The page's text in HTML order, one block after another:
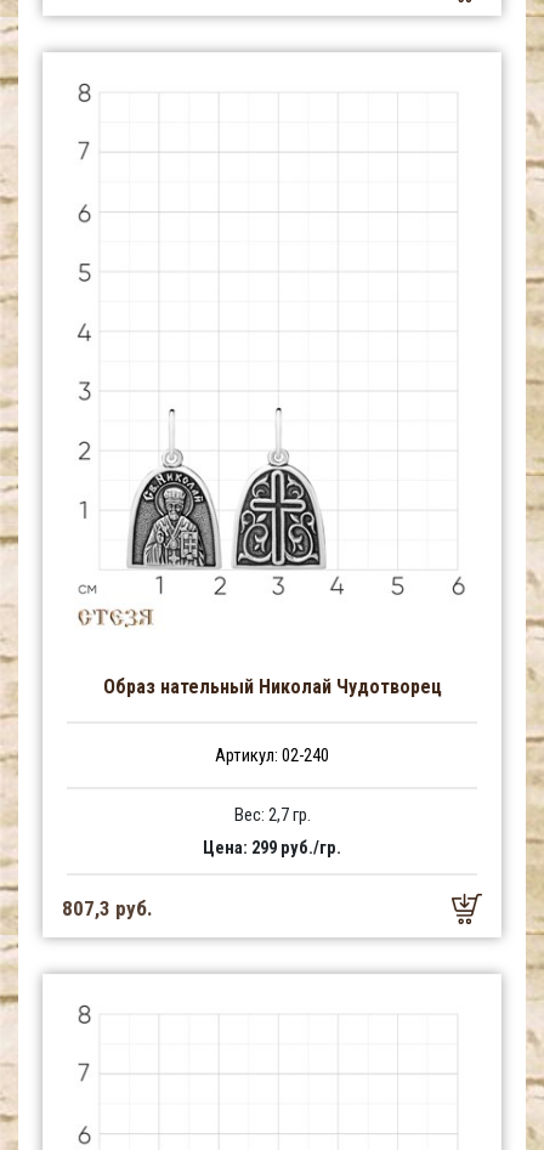
Образ нательный Николай Чудотворец
Артикул: 02-240
Вес: 2,7 гр.
Цена: 299 руб./гр.
807,3 руб.